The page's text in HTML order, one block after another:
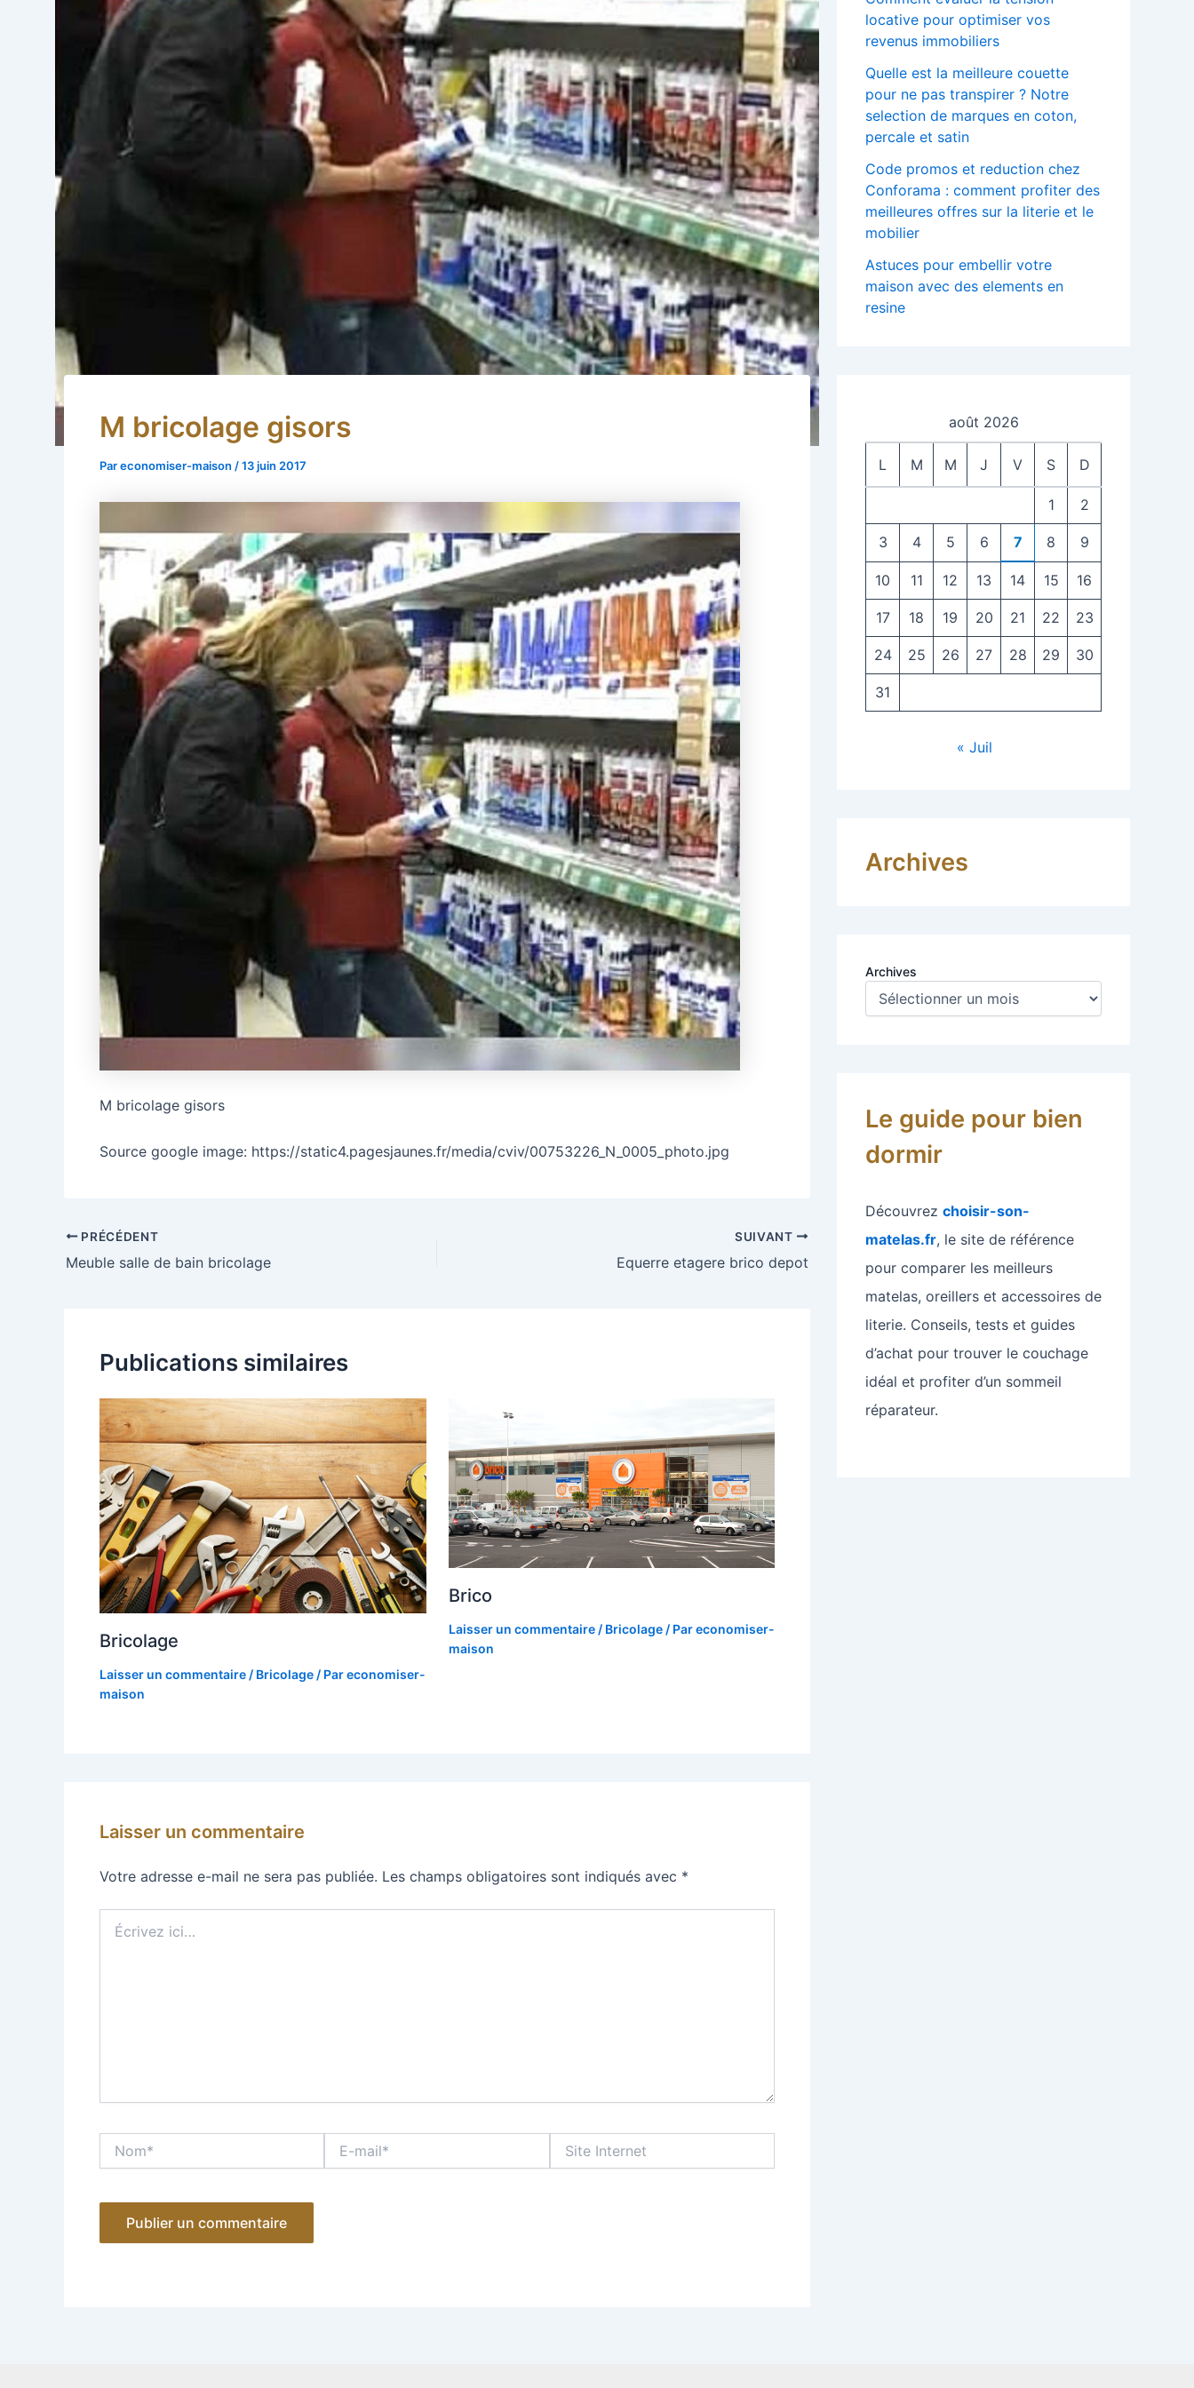
M bricolage gisors
Pareconomiser-maison /13 juin 2017
M bricolage gisors
Source google image: https://static4.pagesjaunes.fr/media/cviv/00753226_N_0005_photo.jpg
PRÉCÉDENT
Meuble salle de bain bricolage
SUIVANT
Equerre etagere brico depot
Publications similaires
Bricolage
Laisser un commentaire / Bricolage / Pareconomiser-
maison
Brico
Laisser un commentaire / Bricolage/ Pareconomiser-
maison
Laisser un commentaire
Votre adresse e-mail ne sera pas publiée. Les champs obligatoires sont indiqués avec *
ici…
mail*
Internet
locative pour optimiser vos
revenus immobiliers
Quelle est la meilleure couette
pour ne pas transpirer ? Notre
selection de marques en coton,
percale et satin
Code promos et reduction chez
Conforama : comment profiter des
meilleures offres sur la literie et le
mobilier
Astuces pour embellir votre
maison avec des elements en
resine
août 2026
L M M J V S D
1 2
3 4 5 6 7 8 9
10 11 12 13 14 15 16
17 18 19 20 21 22 23
24 25 26 27 28 29 30
31
« Juil
Archives
Archives
Le guide pour bien
dormir
Découvrez choisir-son-
matelas.fr, le site de référence
pour comparer les meilleurs
matelas, oreillers et accessoires de
literie. Conseils, tests et guides
d’achat pour trouver le couchage
idéal et profiter d’un sommeil
réparateur.